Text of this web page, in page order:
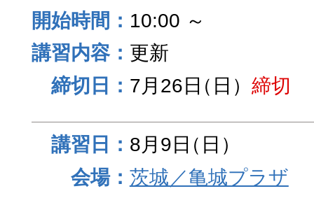
10:00 ～
更新
7月26日（日） 締切
8月9日（日）
茨城／亀城プラザ